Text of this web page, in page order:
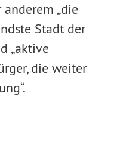
„die
Stadt der
„aktive
die weiter